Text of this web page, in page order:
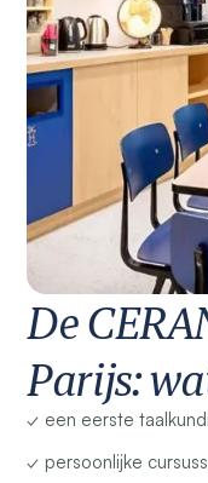
De
Parijs:
✓ een eerste
✓ persoonlijke